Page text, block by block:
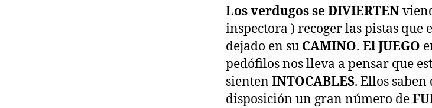
Los verdugos se DIVIERTEN
inspectora ) recoger las pistas que
dejado en su CAMINO. El JUEGO
pedófilos nos lleva a pensar que
sienten INTOCABLES. Ellos
disposición un gran número de